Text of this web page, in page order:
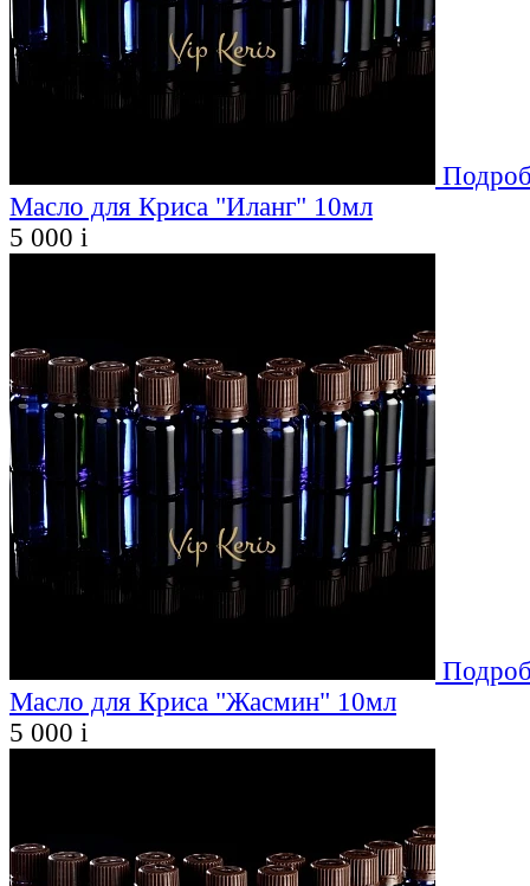
Масло для Криса "Иланг" 10мл
5 000 i
Масло для Криса "Жасмин" 10мл
5 000 i